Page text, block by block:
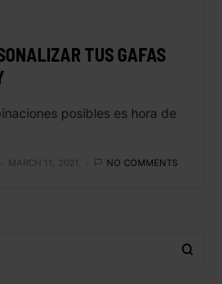
TUS GAFAS
posibles es hora de
MARCH 11, 2021 NO COMMENTS